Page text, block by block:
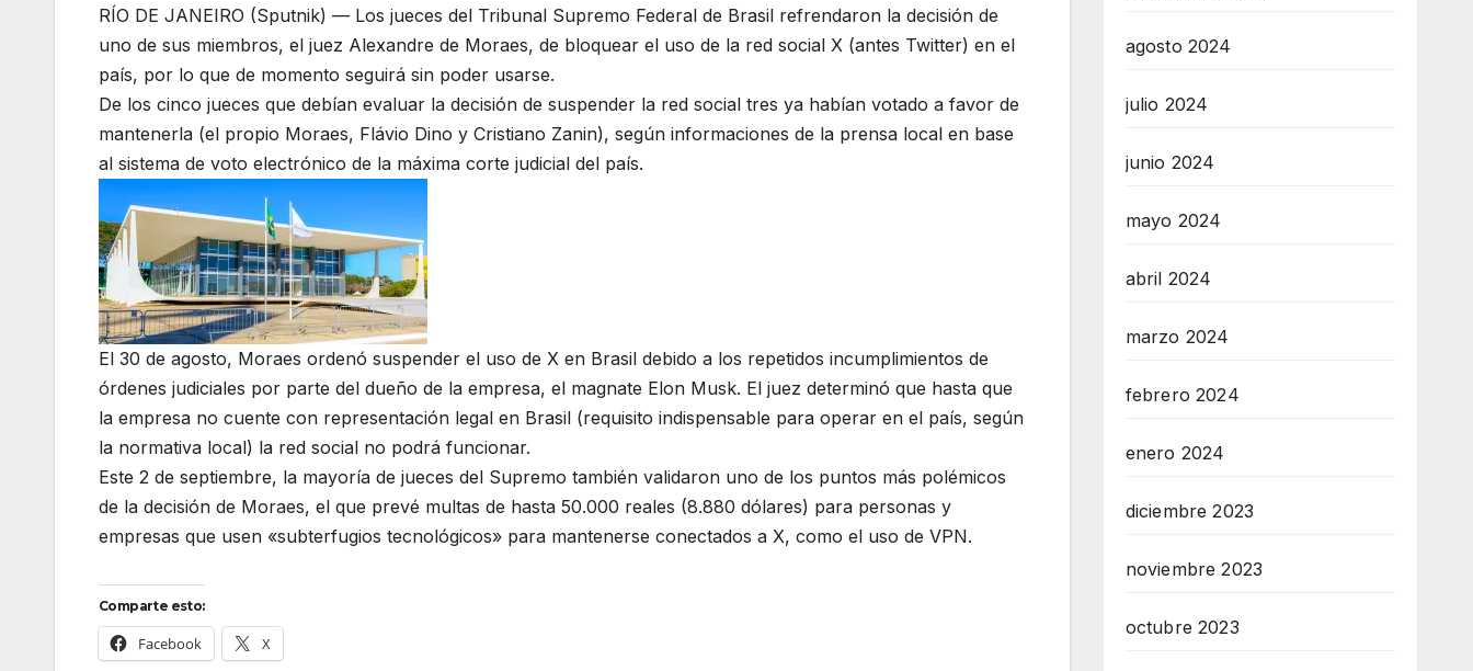
RÍO DE JANEIRO (Sputnik) — Los jueces del Tribunal Supremo Federal de Brasil refrendaron la decisión de
uno de sus miembros, el juez Alexandre de Moraes, de bloquear el uso de la red social X (antes Twitter) en el
país, por lo que de momento seguirá sin poder usarse.
De los cinco jueces que debían evaluar la decisión de suspender la red social tres ya habían votado a favor de
mantenerla (el propio Moraes, Flávio Dino y Cristiano Zanin), según informaciones de la prensa local en base
al sistema de voto electrónico de la máxima corte judicial del país.
El 30 de agosto, Moraes ordenó suspender el uso de X en Brasil debido a los repetidos incumplimientos de
órdenes judiciales por parte del dueño de la empresa, el magnate Elon Musk. El juez determinó que hasta que
la empresa no cuente con representación legal en Brasil (requisito indispensable para operar en el país, según
la normativa local) la red social no podrá funcionar.
Este 2 de septiembre, la mayoría de jueces del Supremo también validaron uno de los puntos más polémicos
de la decisión de Moraes, el que prevé multas de hasta 50.000 reales (8.880 dólares) para personas y
empresas que usen «subterfugios tecnológicos» para mantenerse conectados a X, como el uso de VPN.
Comparte esto:
Facebook X
agosto 2024
julio 2024
junio 2024
mayo 2024
abril 2024
marzo 2024
febrero 2024
enero 2024
diciembre 2023
noviembre 2023
octubre 2023